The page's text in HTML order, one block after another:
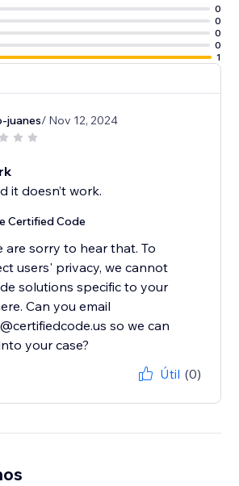
0
0
0
0
1
juanes/ Nov 12, 2024
it doesn’t work.
Certified Code
are sorry to hear that. To
users' privacy, we cannot
solutions specific to your
Can you email
so we can
your case?
Útil (0)